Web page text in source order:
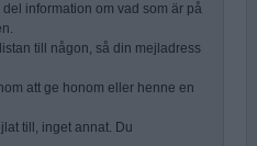
information om vad som är på
till någon, så din mejladress
att ge honom eller henne en
till, inget annat. Du